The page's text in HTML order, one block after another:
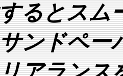
るとスム
ンドペー